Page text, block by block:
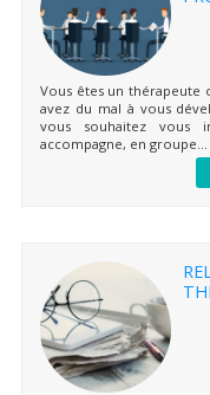
Vous êtes un thérapeute
avez du mal à vous
vous souhaitez vous
accompagne, en groupe...